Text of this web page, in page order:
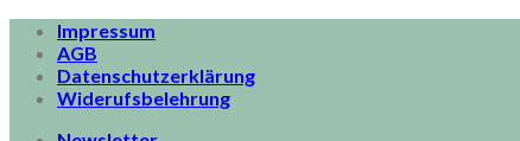
Skip
content
Impressum
AGB
Datenschutzerklärung
Widerufsbelehrung